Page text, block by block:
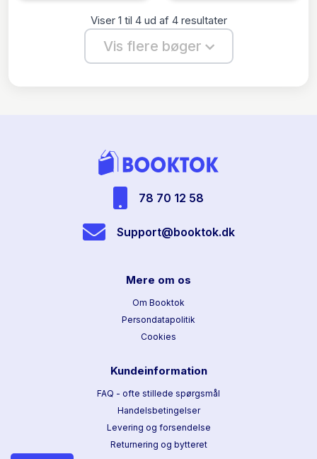
Viser 1 til 4ud af 4resultater
Vis flere bøger
78 70 12 58
Support@booktok.dk
Mere om os
Om Booktok
Persondatapolitik
Cookies
Kundeinformation
FAQ - ofte stillede spørgsmål
Handelsbetingelser
Levering og forsendelse
Returnering og bytteret